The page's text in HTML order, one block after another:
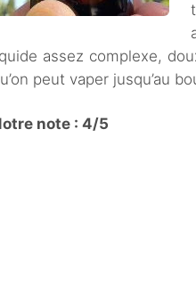
assez complexe,
peut vaper jusqu’au
note : 4/5